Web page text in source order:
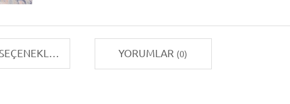
TAKSIT SEÇENEKLERI YORUMLAR (0)